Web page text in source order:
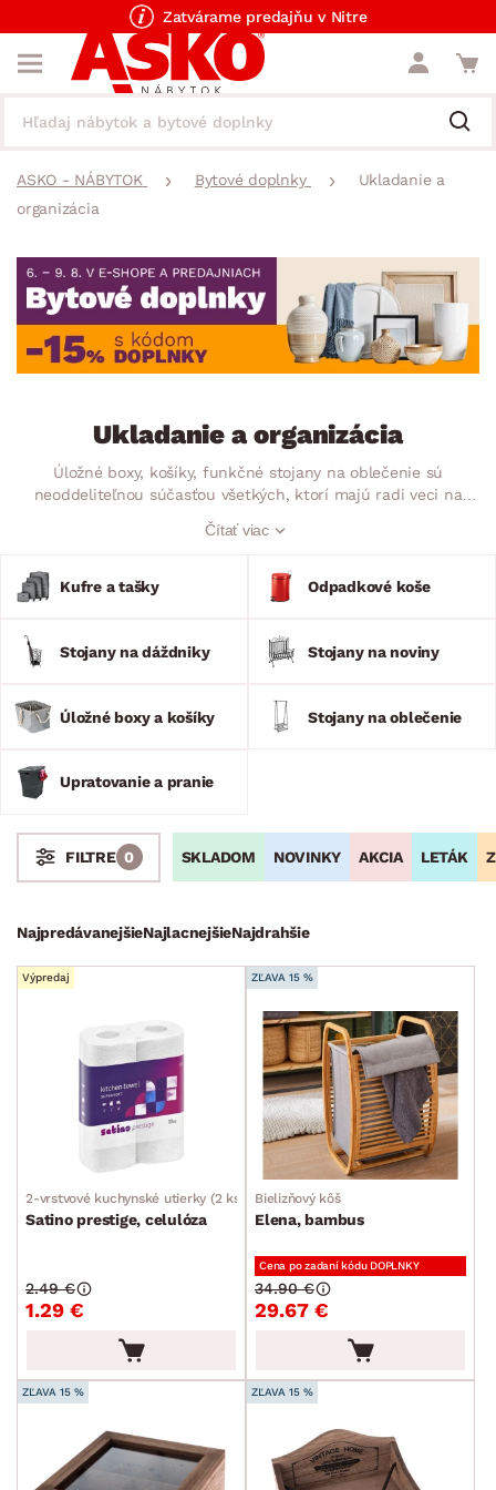
Zatvárame predajňu v Nitre
ASKO - NÁBYTOK Bytové doplnky
Ukladanie a
organizácia
Ukladanie a organizácia
Úložné boxy, košíky, funkčné stojany na oblečenie sú
neoddeliteľnou súčasťou všetkých, ktorí majú radi veci na
oceníte pri cestovaní a nákupe. Na to, aby bolo všetko čisté
U nás si tiež vyberiete z najrôznejších odpadkových košov
všetkých veľkostí.
Čítať viac
Kufre a tašky Odpadkové koše
Stojany na dáždniky Stojany na noviny
Úložné boxy a košíky Stojany na oblečenie
Upratovanie a pranie
Dekorácie
Stolovanie a varenie
Záhradné doplnky
Osvetlenie
Ukladanie a organizácia
Kufre a tašky
Odpadkové koše
Stojany na noviny
Úložné boxy a košíky
Stojany na oblečenie
Upratovanie a pranie
Drobné bytové doplnky
Vianoce
SKLADOM NOVINKY AKCIA LETÁK
FILTRE 0
NajpredávanejšieNajlacnejšieNajdrahšie
Výpredaj
2-vrstvové kuchynské utierky (2 ks)
Satino prestige, celulóza
1.29 €
2.49 €
ZĽAVA 15 %
Bielizňový kôš
Elena, bambus
Cena po zadaní kódu DOPLNKY
29.67 €
34.90 €
ZĽAVA 15 % ZĽAVA 15 %